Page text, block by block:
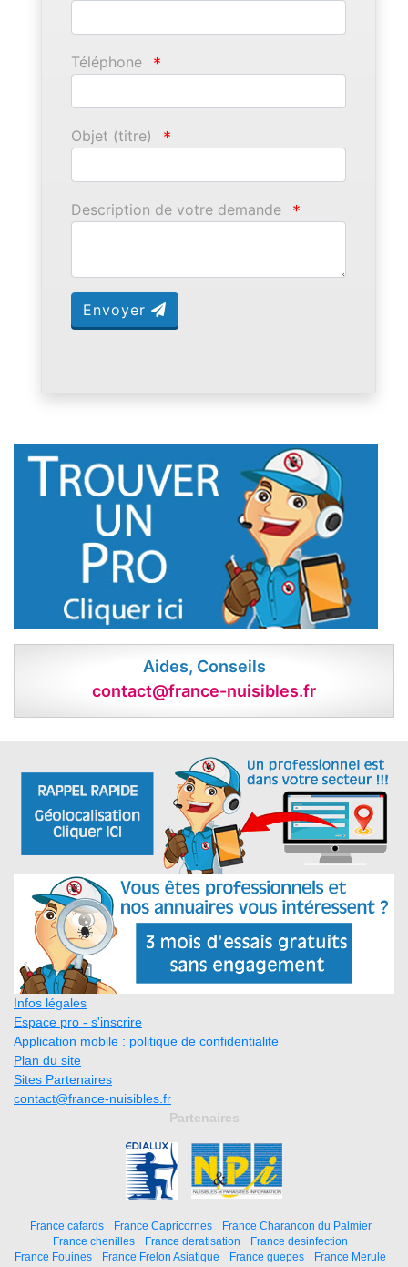
Téléphone *
Objet (titre) *
Description de votre demande *
Envoyer
Aides, Conseils
contact@france-nuisibles.fr
Infos légales
Espace pro - s'inscrire
Application mobile : politique de confidentialite
Plan du site
Sites Partenaires
contact@france-nuisibles.fr
Partenaires
France cafards France Capricornes
France Charancon du Palmier
France chenilles
France deratisation
France desinfection
France Fouines
France Frelon Asiatique France guepes
France Merule